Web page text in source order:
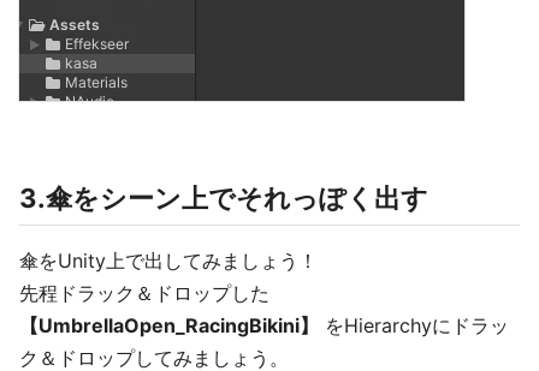
3.傘をシーン上でそれっぽく出す
傘をUnity上で出してみましょう！
先程ドラック＆ドロップした
【UmbrellaOpen_RacingBikini】
をHierarchyにドラッ
ク＆ドロップしてみましょう。